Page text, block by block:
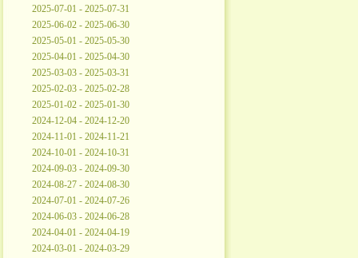
2025-07-01 - 2025-07-31
2025-06-02 - 2025-06-30
2025-05-01 - 2025-05-30
2025-04-01 - 2025-04-30
2025-03-03 - 2025-03-31
2025-02-03 - 2025-02-28
2025-01-02 - 2025-01-30
2024-12-04 - 2024-12-20
2024-11-01 - 2024-11-21
2024-10-01 - 2024-10-31
2024-09-03 - 2024-09-30
2024-08-27 - 2024-08-30
2024-07-01 - 2024-07-26
2024-06-03 - 2024-06-28
2024-04-01 - 2024-04-19
2024-03-01 - 2024-03-29